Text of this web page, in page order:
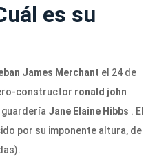
es su
James Merchant el 24 de
constructor ronald john
Jane Elaine Hibbs . El
por su imponente altura, de